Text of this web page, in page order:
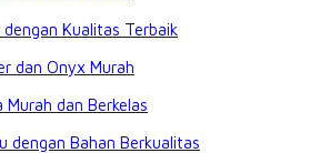
Kualitas Terbaik
dan Onyx Murah
dan Berkelas
dengan Bahan Berkualitas